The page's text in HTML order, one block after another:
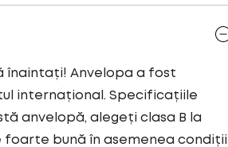
înaintați! Anvelopa a fost
internațional. Specificațiile
anvelopă, alegeți clasa B la
bună în asemenea condiții